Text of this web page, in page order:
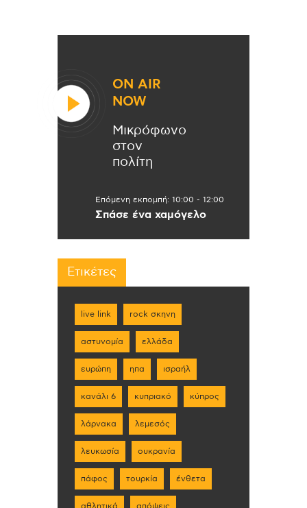
ON AIR
NOW
Μικρόφωνο
στον
πολίτη
Επόμενη εκπομπή: 10:00 - 12:00
Σπάσε ένα χαμόγελο
Ετικέτες
live link rock σκηνη
αστυνομία ελλάδα
ευρώπη ηπα ισραήλ
κανάλι 6 κυπριακό κύπρος
λάρνακα λεμεσός
λευκωσία ουκρανία
πάφος τουρκία ένθετα
αθλητικά απόψεις